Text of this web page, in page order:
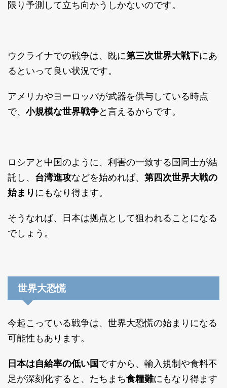
限り予測して立ち向かうしかないのです。
ウクライナでの戦争は、既に第三次世界大戦下にあ
るといって良い状況です。
アメリカやヨーロッパが武器を供与している時点
で、 小規模な世界戦争と言えるからです。
ロシアと中国のように、利害の一致する国同士が結
託し、 台湾進攻などを始めれば、 第四次世界大戦の
始まり にもなり得ます。
そうなれば、日本は拠点として狙われることになる
でしょう。
世界大恐慌
今起こっている戦争は、世界大恐慌の始まりになる
可能性もあります。
日本は自給率の低い国 ですから、輸入規制や食料不
足が深刻化すると、たちまち食糧難にもなり得ます